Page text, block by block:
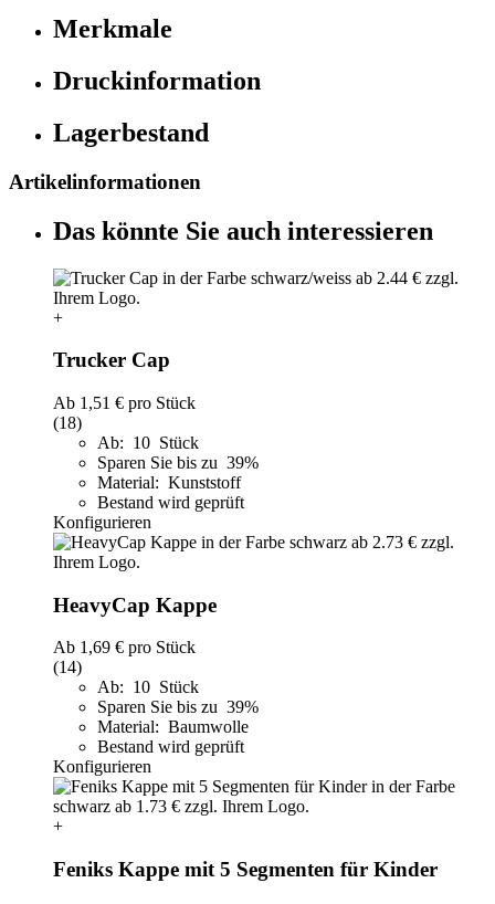
Merkmale
Druckinformation
Lagerbestand
Artikelinformationen
Das könnte Sie auch interessieren
+
Trucker Cap
Ab 1,51 € pro Stück
(18)
Ab: 10 Stück
Sparen Sie bis zu 39%
Material: Kunststoff
Bestand wird geprüft
Konfigurieren
HeavyCap Kappe
Ab 1,69 € pro Stück
(14)
Ab: 10 Stück
Sparen Sie bis zu 39%
Material: Baumwolle
Bestand wird geprüft
Konfigurieren
+
Feniks Kappe mit 5 Segmenten für Kinder